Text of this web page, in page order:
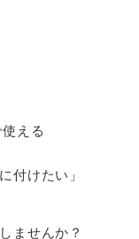
える
付けたい」
ませんか？